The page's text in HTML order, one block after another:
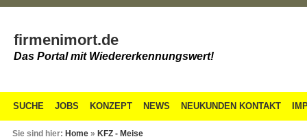
firmenimort.de
Das Portal mit Wiedererkennungswert!
SUCHE JOBS KONZEPT NEWS NEUKUNDEN KONTAKT
Sie sind hier: Home » KFZ - Meise